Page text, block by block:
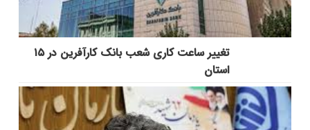
تغییر ساعت کاری شعب بانک کارآفرین در ۱۵
استان